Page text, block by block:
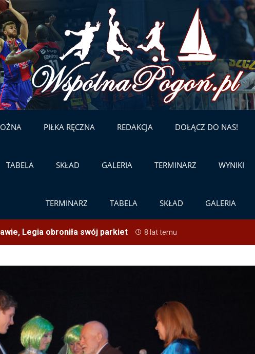
content
PIŁKA RĘCZNA REDAKCJA DOŁĄCZ DO NAS!
TABELA SKŁAD GALERIA TERMINARZ WYNIKI
TERMINARZ TABELA SKŁAD GALERIA
Legia obroniła swój parkiet 8 lat temu